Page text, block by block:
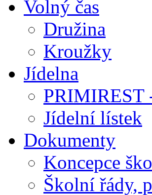
Volný čas
Družina
Kroužky
Jídelna
PRIMIREST
Jídelní lístek
Dokumenty
Koncepce
Školní řády,